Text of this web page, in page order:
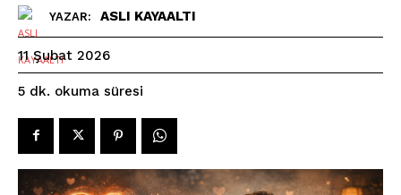
YAZAR: ASLI KAYAALTI
11 Şubat 2026
5 dk. okuma süresi